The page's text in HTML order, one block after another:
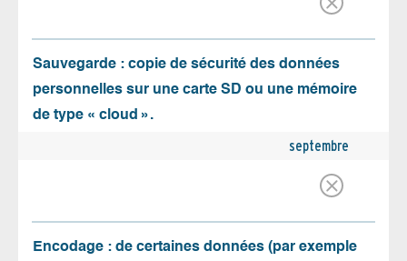
Sauvegarde : copie de sécurité des données
personnelles sur une carte SD ou une mémoire
de type « cloud ».
septembre
Encodage : de certaines données (par exemple